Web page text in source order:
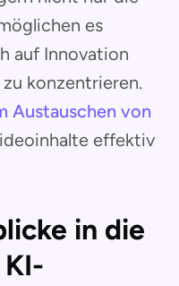
es
auf Innovation
konzentrieren.
Austauschen von
effektiv
in die